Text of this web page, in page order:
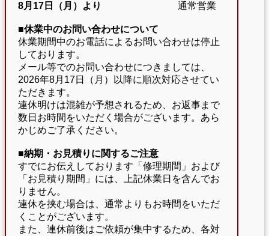
8月17日（月）より
通常営業
■休業中のお問い合わせについて
休業期間中のお電話によるお問い合わせは停止
しております。
メール等でのお問い合わせにつきましては、
2026年8月17日（月）以降に順次対応させてい
ただきます。
連休明けは混雑が予想されるため、お返事まで
数日お時間をいただく場合がございます。あら
かじめご了承ください。
■納期・お見積りに関するご注意
すでにお伝えしております「修理期間」および
「お見積り期間」には、上記休業日を含んでお
りません。
連休を挟む場合は、通常よりもお時間をいただ
くことがございます。
また、連休前後はご依頼が集中するため、各対